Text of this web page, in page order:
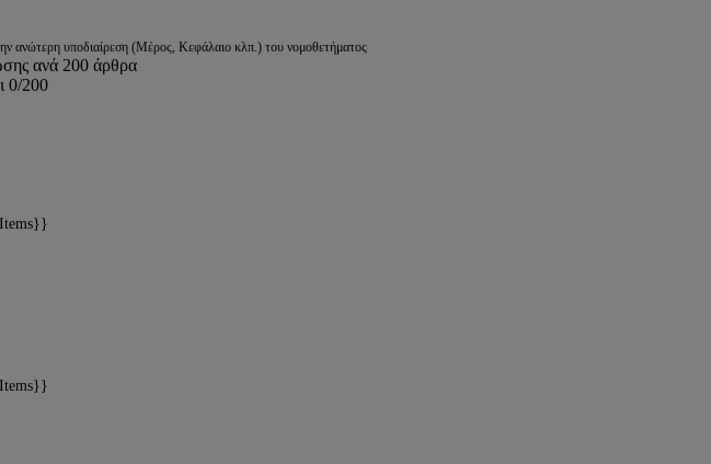
ανώτερη υποδιαίρεση (Μέρος, Κεφάλαιο κλπ.) του νομοθετήματος
ανά 200 άρθρα
0/200